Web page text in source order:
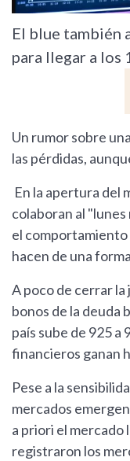
El blue también
para llegar a los
Un rumor sobre
las pérdidas,
En la apertura del
colaboran al
el comportamiento
hacen de una
A poco de cerrar la
bonos de la deuda
país sube de 925 a
financieros ganan
Pese a la
mercados
a priori el mercado
registraron los